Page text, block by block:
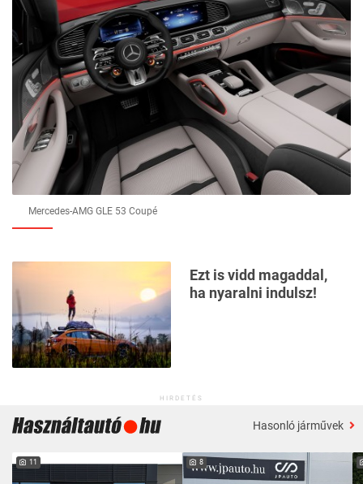
Mercedes-AMG GLE 53 Coupé
Ezt is vidd magaddal,
ha nyaralni indulsz!
HIRDETÉS
Hasonló járművek
11 8